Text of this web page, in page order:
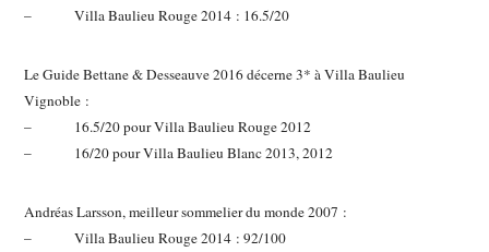
– Villa Baulieu Rouge 2014 : 16.5/20
Le Guide Bettane & Desseauve 2016 décerne 3* à Villa Baulieu
Vignoble :
– 16.5/20 pour Villa Baulieu Rouge 2012
– 16/20 pour Villa Baulieu Blanc 2013, 2012
Andréas Larsson, meilleur sommelier du monde 2007 :
– Villa Baulieu Rouge 2014 : 92/100